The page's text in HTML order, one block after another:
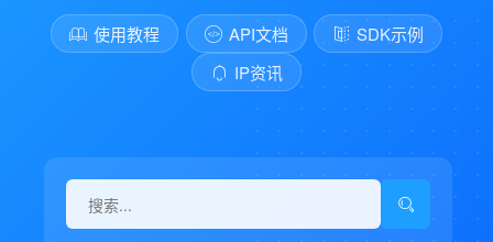
使用教程 API文档
SDK示例
IP资讯